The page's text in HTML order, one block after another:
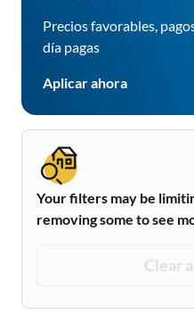
Precios favorables,
día pagas
Aplicar ahora
Your filters may be
removing some to see
Clear